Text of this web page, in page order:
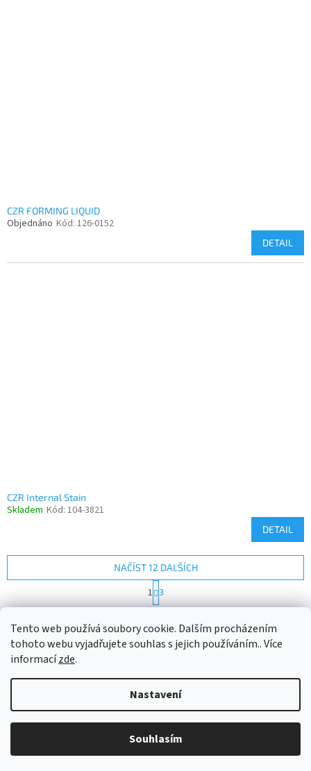
Tento web používá soubory cookie. Dalším procházením
tohoto webu vyjadřujete souhlas s jejich používáním.. Více
informacízde.
Nastavení
Souhlasím
CZR FORMING LIQUID
Objednáno Kód: 126-0152
DETAIL
CZR Internal Stain
Skladem Kód: 104-3821
DETAIL
O
l
á
c
í
p
r
v
NAČÍST 12 DALŠÍCH
t
r
n
k
á
n
1 3
35položek celkem
NAHORU
Vytvořil Shoptet
D-way. Všechna práva vyhrazena.